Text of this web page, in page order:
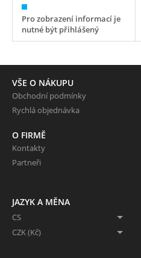
Pro zobrazení informací je
nutné být přihlášený
VŠE O NÁKUPU
Obchodní podmínky
Rychlá objednávka
O FIRMĚ
Kontakty
Partneři
JAZYK A MĚNA
CS
CZK (Kč)